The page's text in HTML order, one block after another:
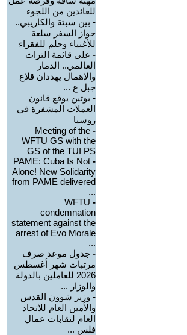
للعائدين من اللجوء
- بين سبتة والكاريبي..
جواز السفر سلعة
للأغنياء وحلم للفقراء
- على قائمة التراث
العالمي.. الدمار
والإهمال يهددان قلاع
جبل ع ...
- بوتين يوقع قانون
العملات المشفرة في
روسيا
-
Meeting of the
WFTU GS with the
GS of the TUI PS
-
PAME: Cuba Is Not
Alone! New Solidarity
from PAME delivered
...
-
WFTU
condemnation
statement against the
arrest of Evo Morale
...
- جدول موعد صرف
مرتبات شهر أغسطس
2026 للعاملين بالدولة
والوزار ...
- وزير شؤون القدس
والأمين العام للاتحاد
العام لنقابات عمال
فلس ...